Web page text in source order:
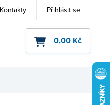
Kontakty Přihlásit se
0,00 Kč